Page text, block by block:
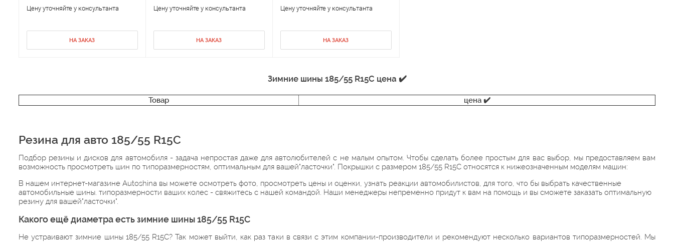
Цену уточняйте у консультанта
НА ЗАКАЗ
Цену уточняйте у консультанта
НА ЗАКАЗ
Цену уточняйте у консультанта
НА ЗАКАЗ
Зимние шины 185/55 R15C цена ✔️
Товар цена ✔️
Резина для авто 185/55 R15C
Подбор резины и дисков для автомобиля - задача непростая даже для автолюбителей с не малым опытом. Чтобы сделать более простым для вас выбор, мы предоставляем вам
возможность просмотреть шин по типоразмерностям, оптимальным для вашей"ласточки". Покрышки с размером 185/55 R15C относятся к нижеозначенным моделям машин:
В нашем интернет-магазине Autoshina вы можете осмотреть фото, просмотреть цены и оценки, узнать реакции автомобилистов, для того, что бы выбрать качественные
автомобильные шины. типоразмерности ваших колес - свяжитесь с нашей командой. Наши менеджеры непременно придут к вам на помощь и вы сможете заказать оптимальную
резину для вашей"ласточки".
Какого ещё диаметра есть зимние шины 185/55 R15C
Не устраивают зимние шины 185/55 R15C? Так может выйти, как раз таки в связи с этим компании-производители и рекомендуют несколько вариантов типоразмерностей. Мы